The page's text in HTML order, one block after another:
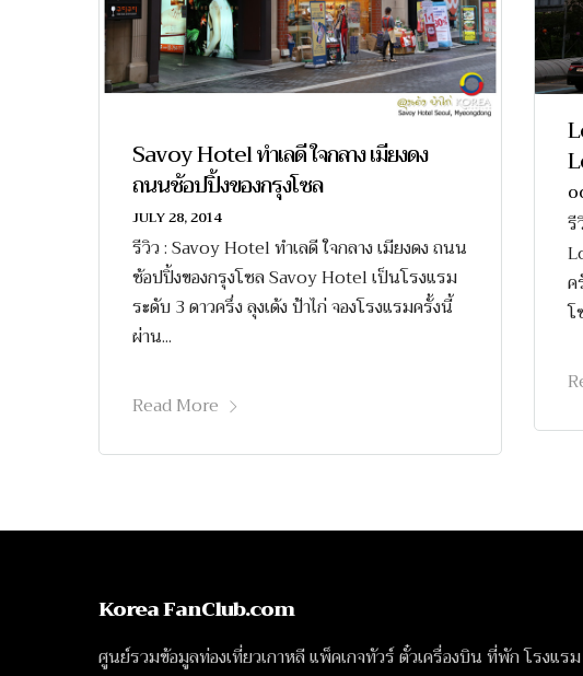
Savoy Hotel ทำเลดี ใจกลาง เมียงดง
ถนนช้อปปิ้งของกรุงโซล
JULY 28, 2014
รีวิว : Savoy Hotel ทำเลดี ใจกลาง เมียงดง ถนน
ช้อปปิ้งของกรุงโซล Savoy Hotel เป็นโรงแรม
ระดับ 3 ดาวครึ่ง ลุงเด้ง ป้าไก่ จองโรงแรมครั้งนี้
ผ่าน...
Read More
ค
โ
Korea FanClub.com
ศูนย์รวมข้อมูลท่องเที่ยวเกาหลี แพ็คเกจทัวร์ ตั๋วเครื่องบิน ที่พัก โรงแร